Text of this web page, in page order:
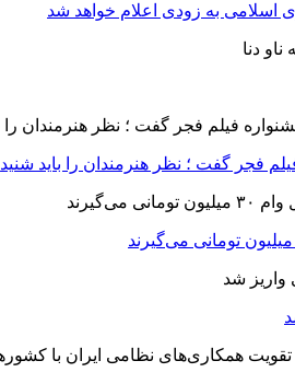
اسلامی به زودی اعلام خواهد شد
فجر گفت ؛ نظر هنرمندان را باید شنید